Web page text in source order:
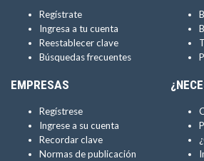
Regístrate
Ingresa a tu cuenta
Reestablecer clave
Búsquedas frecuentes
EMPRESAS
Regístrese
Ingrese a su cuenta
Recordar clave
Normas de publicación